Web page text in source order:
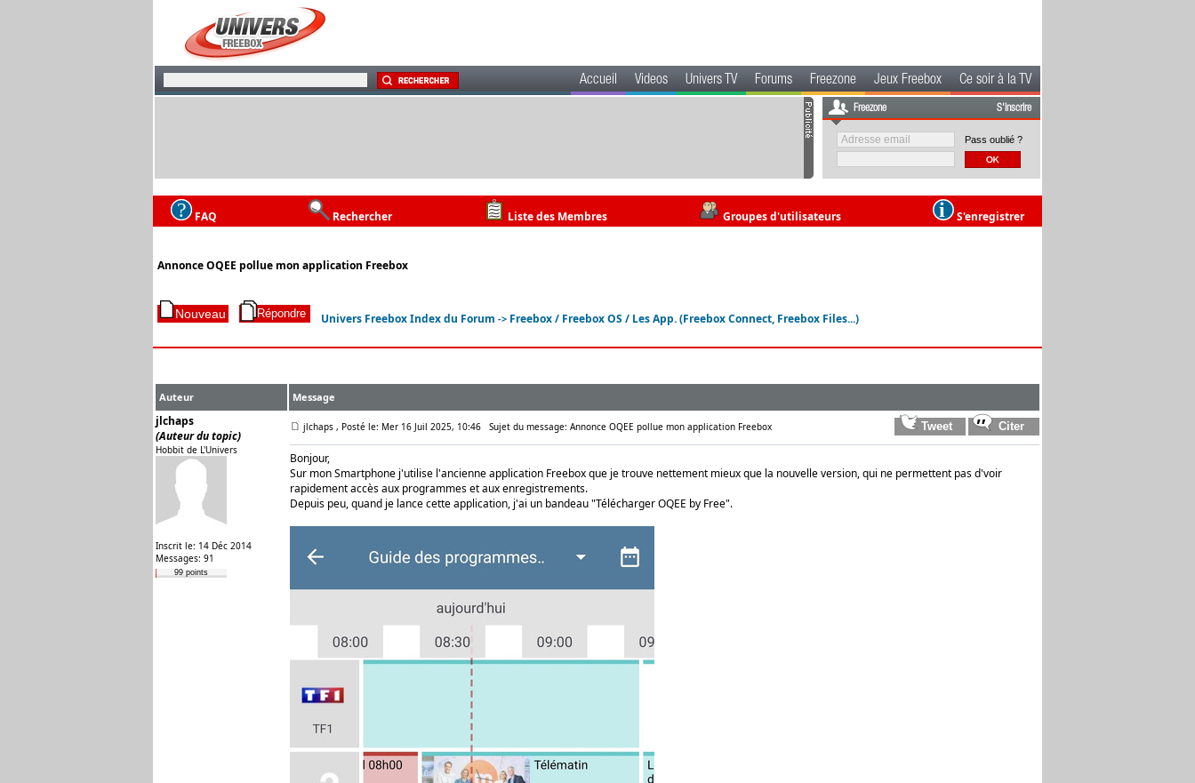
Accueil Videos Univers TV Forums Freezone Jeux Freebox Ce soir à la TV
Freezone S'inscrire
Pass oublié ?
FAQ Rechercher Liste des Membres Groupes d'utilisateurs S'enregistrer
Annonce OQEE pollue mon application Freebox
Univers Freebox Index du Forum -> Freebox / Freebox OS / Les App. (Freebox Connect, Freebox Files...)
Auteur Message
jlchaps
(Auteur du topic)
Hobbit de L'Univers
Inscrit le: 14 Déc 2014
Messages: 91
99 points
jlchaps , Posté le: Mer 16 Juil 2025, 10:46 Sujet du message: Annonce OQEE pollue mon application Freebox
Bonjour,
Sur mon Smartphone j'utilise l'ancienne application Freebox que je trouve nettement mieux que la nouvelle version, qui ne permettent pas d'voir
rapidement accès aux programmes et aux enregistrements.
Depuis peu, quand je lance cette application, j'ai un bandeau "Télécharger OQEE by Free".